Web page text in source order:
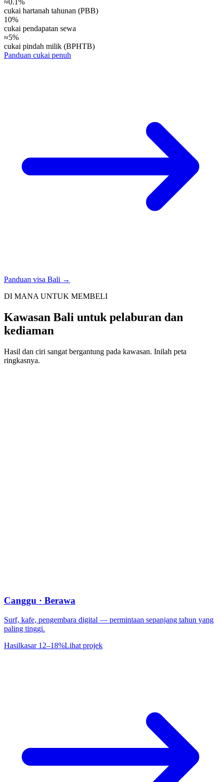
cukai hartanah tahunan (PBB)
10%
cukai pendapatan sewa
≈5%
cukai pindah milik (BPHTB)
Panduan cukai penuh
Panduan visa Bali →
DI MANA UNTUK MEMBELI
Kawasan Bali untuk pelaburan dan
kediaman
Hasil dan ciri sangat bergantung pada kawasan. Inilah peta
ringkasnya.
Canggu · Berawa
Surf, kafe, pengembara digital — permintaan sepanjang tahun yang
paling tinggi.
Hasilkasar 12–18%Lihat projek